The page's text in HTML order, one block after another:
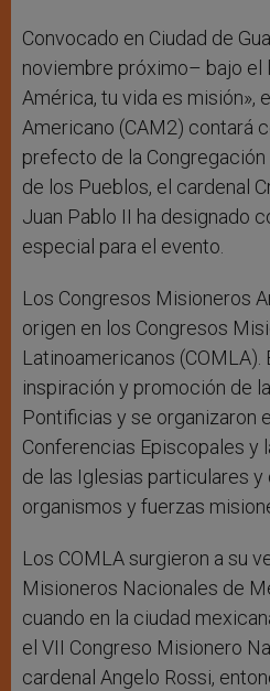
Convocado en Ciudad de
noviembre próximo– bajo el
América, tu vida es misión»,
Americano (CAM2) contará
prefecto de la Congregación
de los Pueblos, el cardenal
Juan Pablo II ha designado
especial para el evento.
Los Congresos Misioneros
origen en los Congresos
Latinoamericanos
inspiración y promoción de
Pontificias y se organizaron
Conferencias Episcopales y
de las Iglesias particulares
organismos y fuerzas
Los COMLA surgieron a su
Misioneros Nacionales de
cuando en la ciudad
el VII Congreso Misionero
cardenal Angelo Rossi,